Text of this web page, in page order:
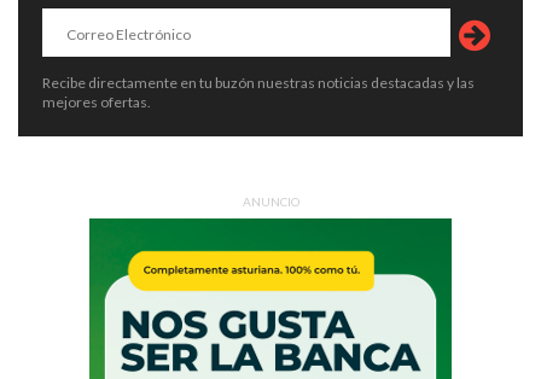
Recibe directamente en tu buzón nuestras noticias destacadas y las
mejores ofertas.
ANUNCIO